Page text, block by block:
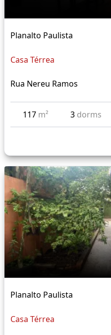
Planalto Paulista
Casa Térrea
Rua Nereu Ramos
117 m² 3 dorms
Planalto Paulista
Casa Térrea